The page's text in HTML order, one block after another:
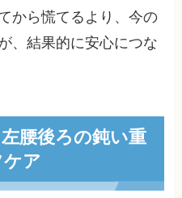
から慌てるより、今の
、結果的に安心につな
腰後ろの鈍い重
ア